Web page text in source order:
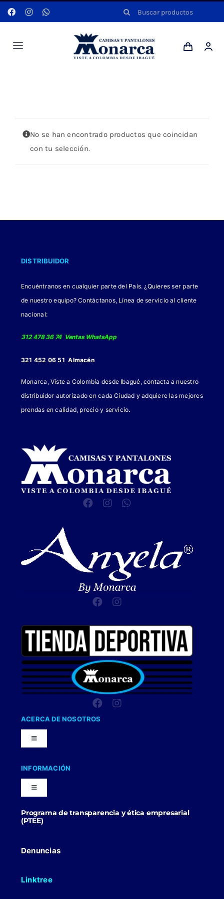
Saltar
al
Buscar:
Toggle
Dotaciones
No se han encontrado productos que coincidan
con tu selección.
DISTRIBUIDOR
Encuéntranos en cualquier parte del País. ¿Quieres ser parte
de nuestro equipo? Contáctanos, Línea de servicio al cliente
nacional:
312 478 36 74 Ventas WhatsApp
321 452 06 51 Almacén
Monarca, Viste a Colombia desde Ibagué, contacta a nuestro
distribuidor autorizado en cada Ciudad y adquiere las mejores
prendas en calidad, precio y servicio.
ACERCA DE NOSOTROS
Toggle
Navigation
Nuestra Compañia
Trabaja con nosotros
INFORMACIÓN
Toggle
Navigation
Blog
Politicas Comerciales
Programa de transparencia y ética empresarial
(PTEE)
Denuncias
Linktree